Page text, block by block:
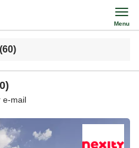
Menu
e-mail